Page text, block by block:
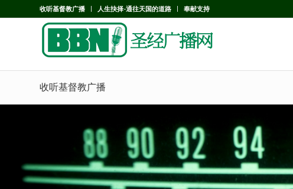
收听基督教广播 人生抉择-通往天国的道路 奉献支持
收听基督教广播